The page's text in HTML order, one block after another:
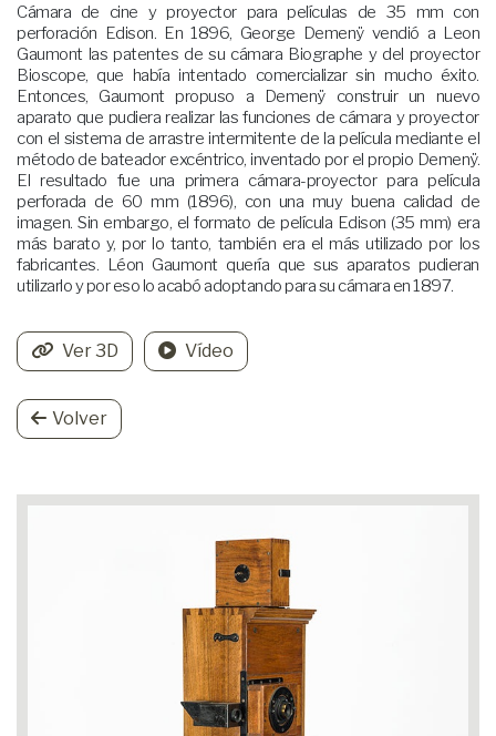
Cámara de cine y proyector para películas de 35 mm con
perforación Edison. En 1896, George Demenÿ vendió a Leon
Gaumont las patentes de su cámara Biographe y del proyector
Bioscope, que había intentado comercializar sin mucho éxito.
Entonces, Gaumont propuso a Demenÿ construir un nuevo
aparato que pudiera realizar las funciones de cámara y proyector
con el sistema de arrastre intermitente de la película mediante el
método de bateador excéntrico, inventado por el propio Demenÿ.
El resultado fue una primera cámara-proyector para película
perforada de 60 mm (1896), con una muy buena calidad de
imagen. Sin embargo, el formato de película Edison (35 mm) era
más barato y, por lo tanto, también era el más utilizado por los
fabricantes. Léon Gaumont quería que sus aparatos pudieran
utilizarlo y por eso lo acabó adoptando para su cámara en 1897.
Ver 3D Vídeo
Volver